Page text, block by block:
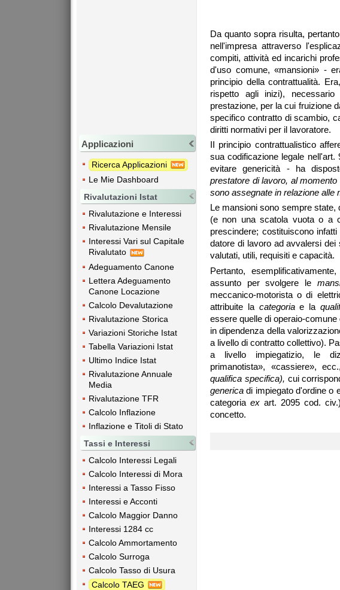
Applicazioni
Ricerca Applicazioni
Le Mie Dashboard
Rivalutazioni Istat
Rivalutazione e Interessi
Rivalutazione Mensile
Interessi Vari sul Capitale
Rivalutato
Adeguamento Canone
Lettera Adeguamento
Canone Locazione
Calcolo Devalutazione
Rivalutazione Storica
Variazioni Storiche Istat
Tabella Variazioni Istat
Ultimo Indice Istat
Rivalutazione Annuale
Media
Rivalutazione TFR
Calcolo Inflazione
Inflazione e Titoli di Stato
Tassi e Interessi
Calcolo Interessi Legali
Calcolo Interessi di Mora
Interessi a Tasso Fisso
Interessi e Acconti
Calcolo Maggior Danno
Interessi 1284 cc
Calcolo Ammortamento
Calcolo Surroga
Calcolo Tasso di Usura
Calcolo TAEG
Da quanto sopra risulta,
nell'impresa attraverso
compiti, attività ed incarichi
d'uso comune, «mansioni» -
principio della contrattualità.
rispetto agli inizi),
prestazione, per la cui fruizione
specifico contratto di scambio,
diritti normativi per il lavoratore.
II principio contrattualistico
sua codificazione legale
evitare genericità - ha
prestatore dilavoro, al
sono assegnate in relazione alle
Le mansioni sono sempre state,
(e non una scatola vuota o a
prescindere; costituiscono
datore di lavoro ad avvalersi
valutati, utili, requisiti e capacità.
Pertanto,
assunto per svolgere le
meccanico-motorista o di
attribuite la categoriae la
essere quelle di operaio-
in dipendenza della
a livello di contratto collettivo).
a livello impiegatizio, le
primanotista», «cassiere»,
qualifica specifica), cui
genericadi impiegato d'ordine o
categoriaex art. 2095 cod.
concetto.